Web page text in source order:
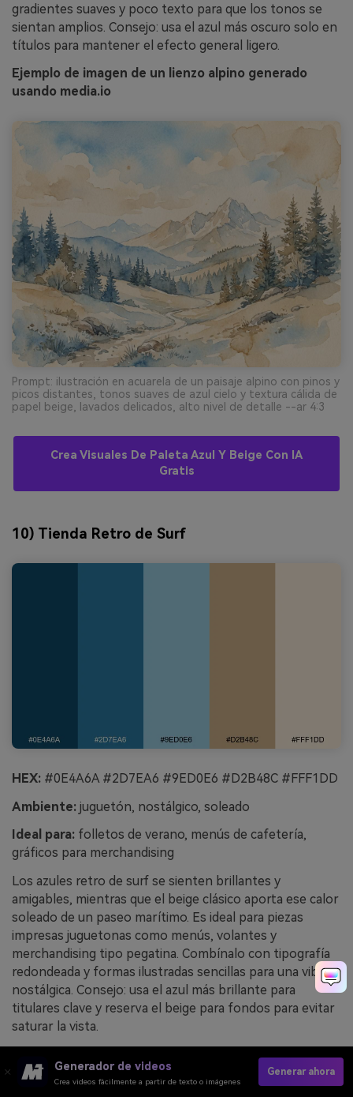
gradientes suaves y poco texto para que los tonos se
sientan amplios. Consejo: usa el azul más oscuro solo en
títulos para mantener el efecto general ligero.
Ejemplo de imagen de un lienzo alpino generado
usando media.io
Prompt: ilustración en acuarela de un paisaje alpino con pinos y
picos distantes, tonos suaves de azul cielo y textura cálida de
papel beige, lavados delicados, alto nivel de detalle --ar 4:3
Crea Visuales De Paleta Azul Y Beige Con IA
Gratis
10) Tienda Retro de Surf
HEX: #0E4A6A #2D7EA6 #9ED0E6 #D2B48C #FFF1DD
Ambiente: juguetón, nostálgico, soleado
Ideal para: folletos de verano, menús de cafetería,
gráficos para merchandising
Los azules retro de surf se sienten brillantes y
amigables, mientras que el beige clásico aporta ese calor
soleado de un paseo marítimo. Es ideal para piezas
impresas juguetonas como menús, volantes y
merchandising tipo pegatina. Combínalo con tipografía
redondeada y formas ilustradas sencillas para una vibra
nostálgica. Consejo: usa el azul más brillante para
titulares clave y reserva el beige para fondos para evitar
saturar la vista.
Ejemplo de imagen de tienda retro de surf generado
usando media.io
Generador de videos
Crea videos fácilmente a partir de texto o imágenes
Generar ahora